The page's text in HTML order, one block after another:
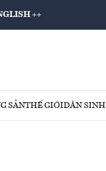
++
SẢNTHẾ GIỚIDÂN SINH